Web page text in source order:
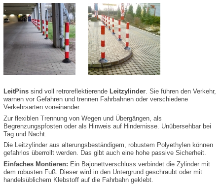
LeitPinssind voll retroreflektierende Leitzylinder. Sie führen den Verkehr,
warnen vor Gefahren und trennen Fahrbahnen oder verschiedene
Verkehrsarten voneinander.
Zur flexiblen Trennung von Wegen und Übergängen, als
Begrenzungspfosten oder als Hinweis auf Hindernisse. Unübersehbar bei
Tag und Nacht.
Die Leitzylinder aus alterungsbeständigem, robustem Polyethylen können
gefahrlos überrollt werden. Das gibt auch eine hohe passive Sicherheit.
Einfaches Montieren: Ein Bajonettverschluss verbindet die Zylinder mit
dem robusten Fuß. Dieser wird in den Untergrund geschraubt oder mit
handelsüblichem Klebstoff auf die Fahrbahn geklebt.